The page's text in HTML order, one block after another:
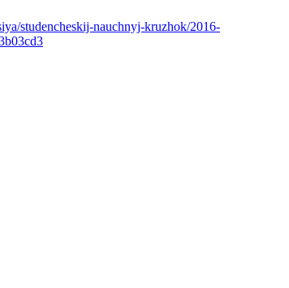
studencheskij-nauchnyj-kruzhok/2016-